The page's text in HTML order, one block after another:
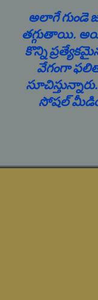
అలాగే గుండె
తగ్గుతాయి.
కొన్ని
వేగంగా